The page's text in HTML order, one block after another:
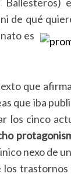
de qué
es
que
que iba
los cinco
o
nexo de